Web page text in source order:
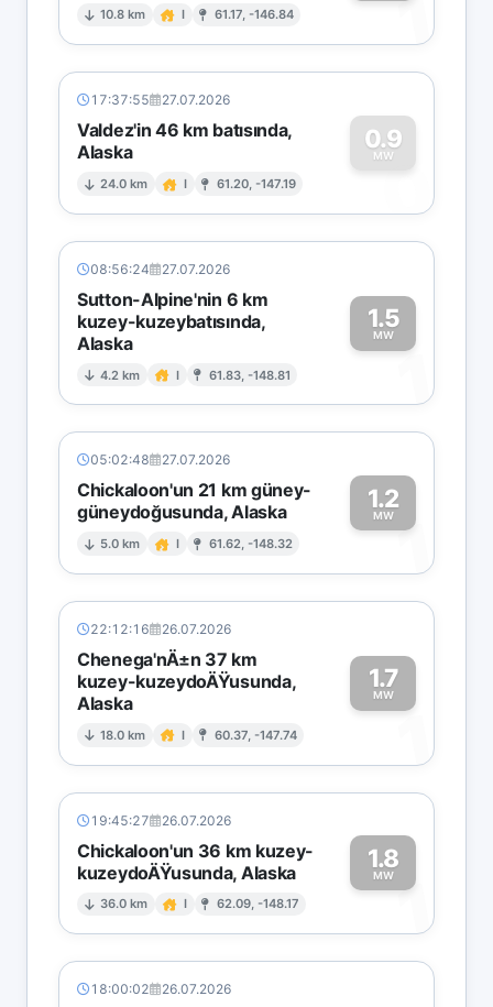
10.8 km I 61.17, -146.84 1
17:37:55 27.07.2026
Valdez'in 46 km batısında,
Alaska
24.0 km I 61.20, -147.19
0.9
MW
0
08:56:24 27.07.2026
Sutton-Alpine'nin 6 km
kuzey-kuzeybatısında,
Alaska
4.2 km I 61.83, -148.81
1.5
MW
1
05:02:48 27.07.2026
Chickaloon'un 21 km güney-
güneydoğusunda, Alaska
5.0 km I 61.62, -148.32
1.2
MW1
22:12:16 26.07.2026
Chenega'nÄ±n 37 km
kuzey-kuzeydoÄŸusunda,
Alaska
18.0 km I 60.37, -147.74
1.7
MW
1
19:45:27 26.07.2026
Chickaloon'un 36 km kuzey-
kuzeydoÄŸusunda, Alaska
36.0 km I 62.09, -148.17
1.8
MW1
18:00:02 26.07.2026